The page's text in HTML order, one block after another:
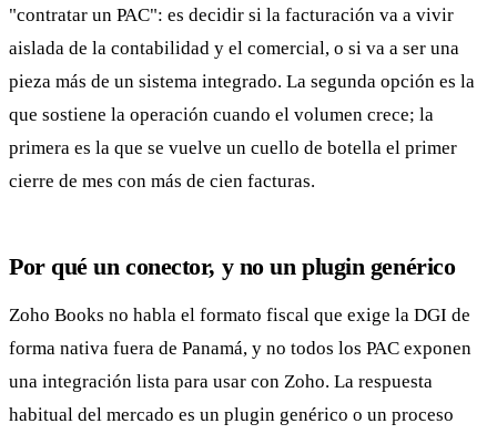
"contratar un PAC": es decidir si la facturación va a vivir
aislada de la contabilidad y el comercial, o si va a ser una
pieza más de un sistema integrado. La segunda opción es la
que sostiene la operación cuando el volumen crece; la
primera es la que se vuelve un cuello de botella el primer
cierre de mes con más de cien facturas.
Por qué un conector, y no un plugin genérico
Zoho Books no habla el formato fiscal que exige la DGI de
forma nativa fuera de Panamá, y no todos los PAC exponen
una integración lista para usar con Zoho. La respuesta
habitual del mercado es un plugin genérico o un proceso